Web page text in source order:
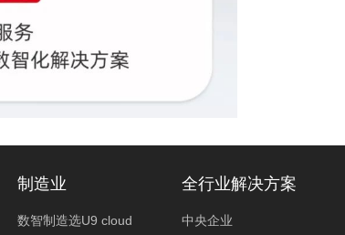
制造业
数智制造选U9 cloud
全行业解决方案
中央企业